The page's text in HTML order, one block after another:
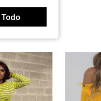
Todo